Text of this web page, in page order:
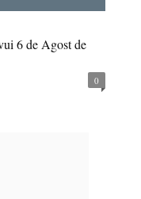
6 de Agost de
0